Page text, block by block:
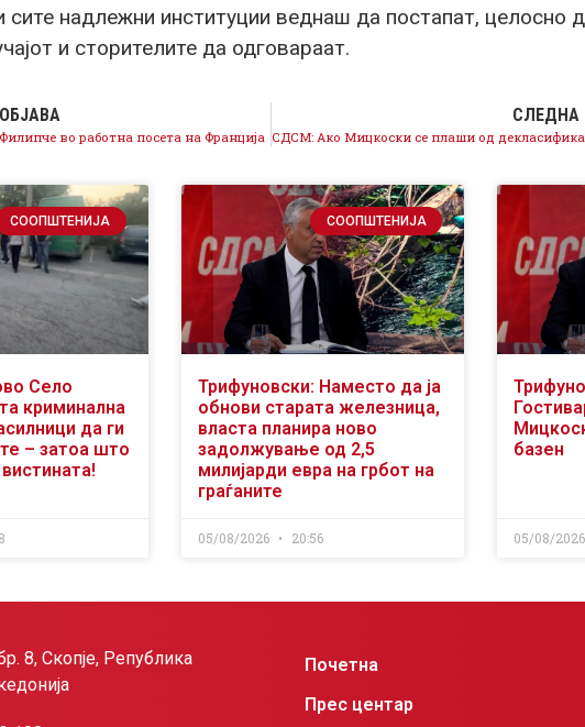
надлежни институции веднаш да постапат, целосно
и сторителите да одговараат.
во работна посета на Франција
СЛЕДНА
СООПШТЕНИЈА
Село
криминална
да ги
– затоа што
СООПШТЕНИЈА
Трифуновски: Наместо да ја
обнови старата железница,
власта планира ново
задолжување од 2,5
милијарди евра на грбот на
граѓаните
05/08/2026 20:56
базен
05/08/2026
8, Скопје, Република
Почетна
Прес центар